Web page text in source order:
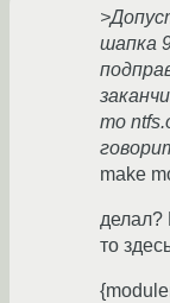
шапка
то
make
делал?
то